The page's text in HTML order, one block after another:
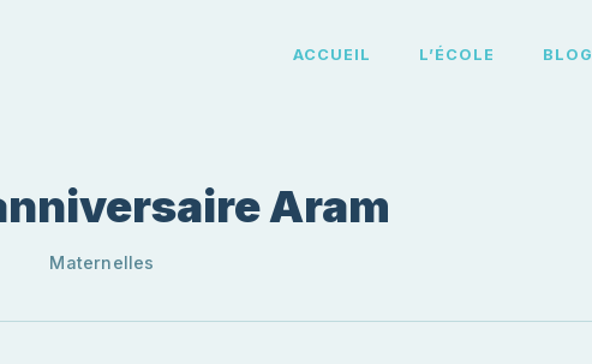
ACCUEIL L’ÉCOLE BLOG
Aram
Maternelles